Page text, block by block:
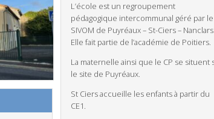
L’école est un regroupement
pédagogique intercommunal géré par le
SIVOM de Puyréaux – St-Ciers – Nanclars.
Elle fait partie de l’académie de Poitiers.
La maternelle ainsi que le CP se situent
le site de Puyréaux.
St Ciers accueille les enfants à partir du
CE1.